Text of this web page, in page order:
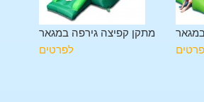
מתקן קפיצה גירפה במגאר
לפרטים